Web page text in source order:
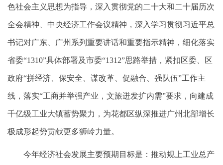
色社会主义思想为指导，深入贯彻党的二十大和二十届历次
全会精神、中央经济工作会议精神，深入学习贯彻习近平总
书记对广东、广州系列重要讲话和重要指示精神，细化落实
省委“1310”具体部署及市委“1312”思路举措，紧扣区委、区
政府“拼经济、保安全、谋改革、促融合、强队伍”工作主
线，落实“工商并举强产业，文旅迸发扩内需”要求，向建成
千亿级工业大镇蓄势聚力，为花都区纵深推进广州北部增长
极成形起势贡献更多狮岭力量。
今年经济社会发展主要预期目标是：推动规上工业总产